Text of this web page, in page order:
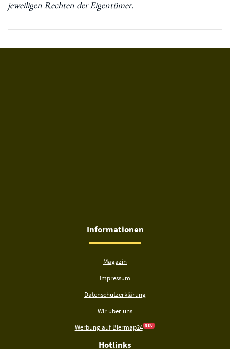
Informationen
Magazin
Impressum
Datenschutzerklärung
Wir über uns
Werbung auf Biermap24 N E U
Hotlinks